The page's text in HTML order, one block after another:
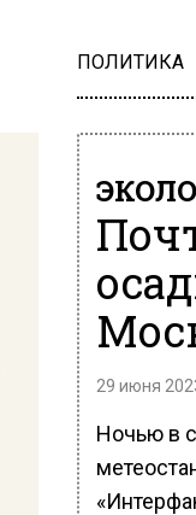
ПОЛИТИКА
29 июня
Ночью в